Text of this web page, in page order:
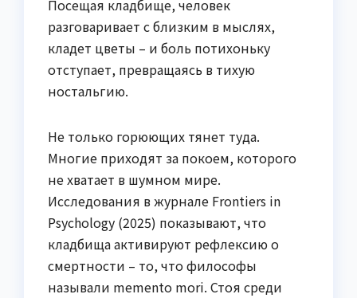
Посещая кладбище, человек
разговаривает с близким в мыслях,
кладет цветы – и боль потихоньку
отступает, превращаясь в тихую
ностальгию.
Не только горюющих тянет туда.
Многие приходят за покоем, которого
не хватает в шумном мире.
Исследования в журнале Frontiers in
Psychology (2025) показывают, что
кладбища активируют рефлексию о
смертности – то, что философы
называли memento mori. Стоя среди